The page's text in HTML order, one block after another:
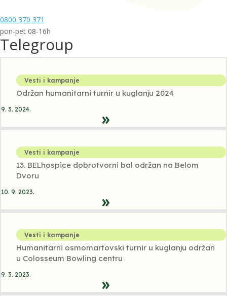
0800 370 371
pon-pet 08-16h
Telegroup
Vesti i kampanje
Održan humanitarni turnir u kuglanju 2024
9. 3. 2024.
Vesti i kampanje
13. BELhospice dobrotvorni bal održan na Belom
Dvoru
10. 9. 2023.
Vesti i kampanje
Humanitarni osmomartovski turnir u kuglanju održan
u Colosseum Bowling centru
9. 3. 2023.